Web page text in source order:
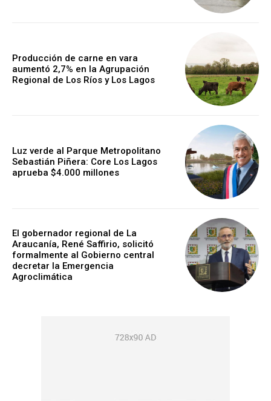
Producción de carne en vara
aumentó 2,7% en la Agrupación
Regional de Los Ríos y Los Lagos
Luz verde al Parque Metropolitano
Sebastián Piñera: Core Los Lagos
aprueba $4.000 millones
El gobernador regional de La
Araucanía, René Saffirio, solicitó
formalmente al Gobierno central
decretar la Emergencia
Agroclimática